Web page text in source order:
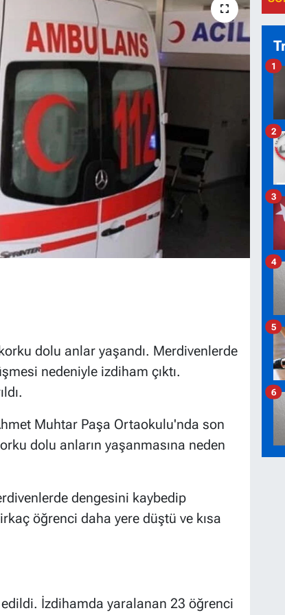
dolu anlar yaşandı. Merdivenlerde
nedeniyle izdiham çıktı.
Muhtar Paşa Ortaokulu'nda son
dolu anların yaşanmasına neden
dengesini kaybedip
öğrenci daha yere düştü ve kısa
İzdihamda yaralanan 23 öğrenci
1
2
3
4
5
6